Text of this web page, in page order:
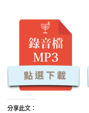
分享此文：